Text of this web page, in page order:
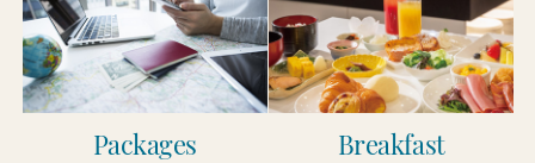
Packages Breakfast